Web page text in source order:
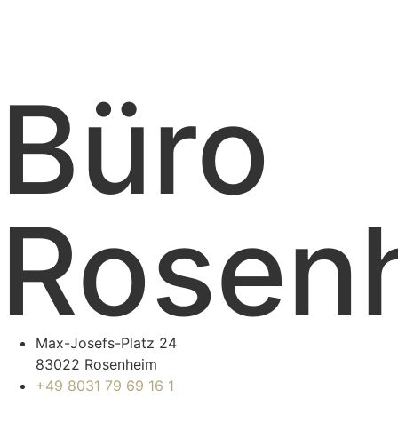
Büro
Max-Josefs-Platz 24
83022 Rosenheim
+49 8031 79 69 16 1